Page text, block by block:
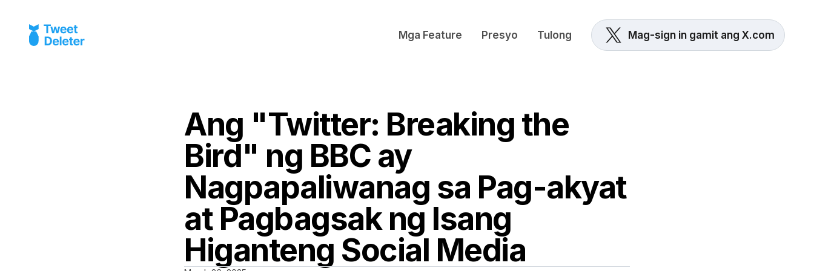
Mga Feature Presyo Tulong Mag-sign in gamit ang X.com
Ang "Twitter: Breaking the
Bird" ng BBC ay
Nagpapaliwanag sa Pag-akyat
at Pagbagsak ng Isang
Higanteng Social Media